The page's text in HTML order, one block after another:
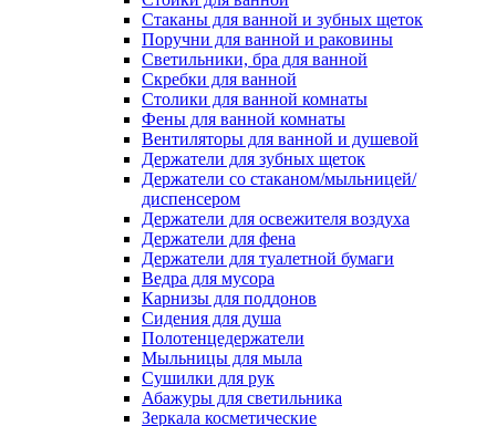
Стаканы для ванной и зубных щеток
Поручни для ванной и раковины
Светильники, бра для ванной
Скребки для ванной
Столики для ванной комнаты
Фены для ванной комнаты
Вентиляторы для ванной и душевой
Держатели для зубных щеток
Держатели со стаканом/мыльницей/
диспенсером
Держатели для освежителя воздуха
Держатели для фена
Держатели для туалетной бумаги
Ведра для мусора
Карнизы для поддонов
Сидения для душа
Полотенцедержатели
Мыльницы для мыла
Сушилки для рук
Абажуры для светильника
Зеркала косметические